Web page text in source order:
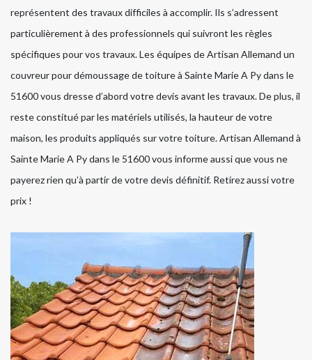
représentent des travaux difficiles à accomplir. Ils s’adressent
particulièrement à des professionnels qui suivront les règles
spécifiques pour vos travaux. Les équipes de Artisan Allemand un
couvreur pour démoussage de toiture à Sainte Marie A Py dans le
51600 vous dresse d’abord votre devis avant les travaux. De plus, il
reste constitué par les matériels utilisés, la hauteur de votre
maison, les produits appliqués sur votre toiture. Artisan Allemand à
Sainte Marie A Py dans le 51600 vous informe aussi que vous ne
payerez rien qu’à partir de votre devis définitif. Retirez aussi votre
prix !